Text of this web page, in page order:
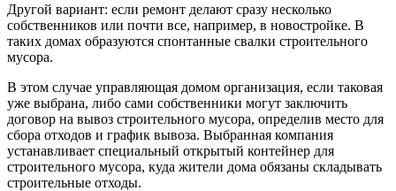
Другой вариант: если ремонт делают сразу несколько
собственников или почти все, например, в новостройке. В
таких домах образуются спонтанные свалки строительного
мусора.
В этом случае управляющая домом организация, если таковая
уже выбрана, либо сами собственники могут заключить
договор на вывоз строительного мусора, определив место для
сбора отходов и график вывоза. Выбранная компания
устанавливает специальный открытый контейнер для
строительного мусора, куда жители дома обязаны складывать
строительные отходы.